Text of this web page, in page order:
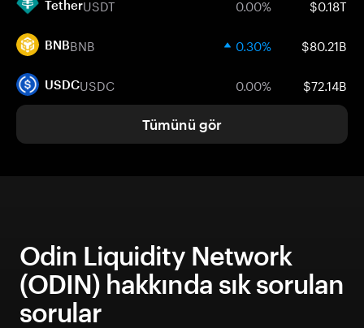
TetherUSDT 0.00% $0.18T
BNBBNB 0.30% $80.21B
USDCUSDC 0.00% $72.14B
Tümünü gör
Odin Liquidity Network
(ODIN) hakkında sık sorulan
sorular